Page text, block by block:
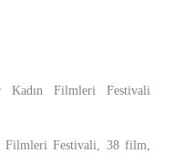
Kadın Filmleri Festivali
Filmleri Festivali, 38 film,